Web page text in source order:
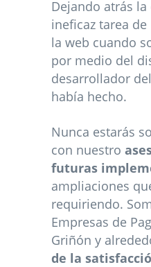
Dejando atrás
ineficaz tarea
la web cuando
por medio del
desarrollador
había hecho.
Nunca estarás
con nuestro
futuras
ampliaciones
requiriendo.
Empresas de
Griñón y
de la